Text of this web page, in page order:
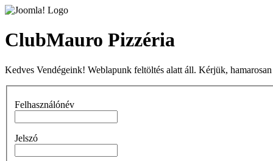
ClubMauro Pizzéria
Kedves Vendégeink! Weblapunk feltöltés alatt áll. Kérjük,
Felhasználónév
Jelszó